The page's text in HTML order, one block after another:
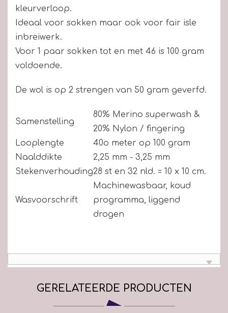
kleurverloop.
Ideaal voor sokken maar ook voor fair isle
inbreiwerk.
Voor 1 paar sokken tot en met 46 is 100 gram
voldoende.
De wol is op 2 strengen van 50 gram geverfd.
Samenstelling
80% Merino superwash &
20% Nylon / fingering
Looplengte
40o meter op 100 gram
Naalddikte
2,25 mm - 3,25 mm
Stekenverhouding28 st en 32 nld. = 10 x 10 cm.
Wasvoorschrift
Machinewasbaar, koud
programma, liggend
drogen
GERELATEERDE PRODUCTEN